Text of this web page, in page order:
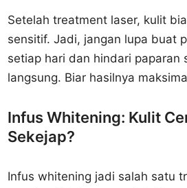
Setelah treatment laser, kulit
sensitif. Jadi, jangan lupa buat
setiap hari dan hindari paparan
langsung. Biar hasilnya
Infus Whitening: Kulit
Sekejap?
Infus whitening jadi salah satu